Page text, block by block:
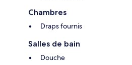
Chambres
Draps fournis
Salles de bain
Douche